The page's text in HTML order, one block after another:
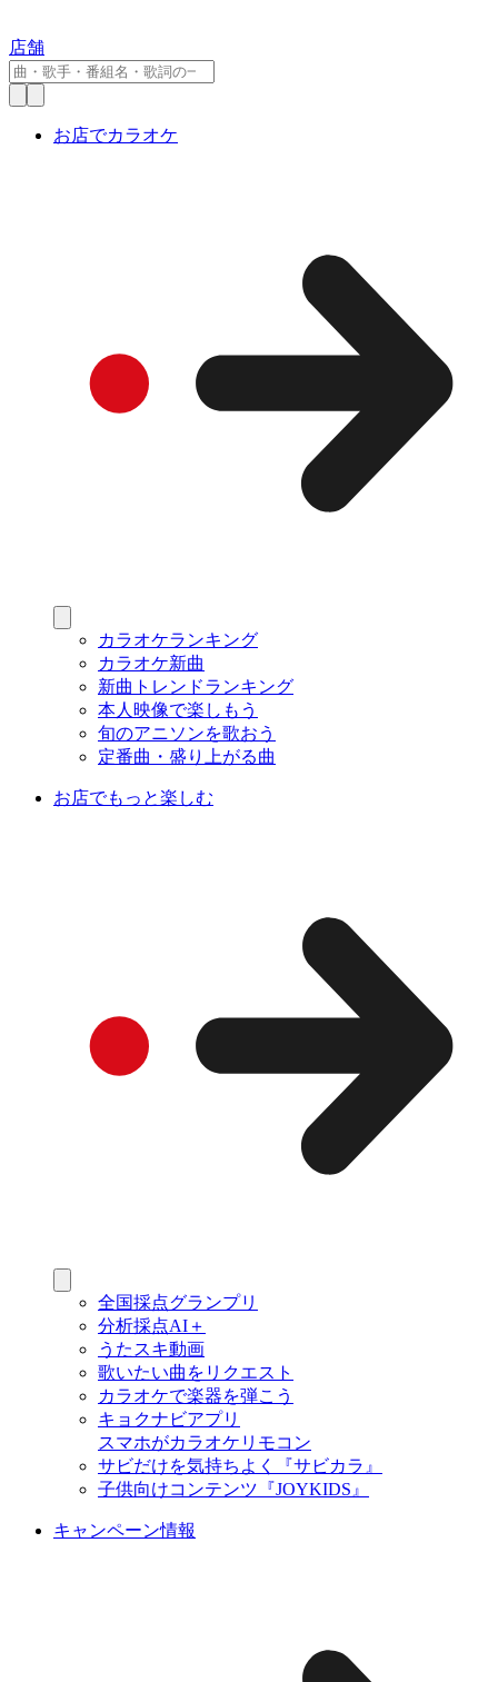
店舗
お店でカラオケ
カラオケランキング
カラオケ新曲
新曲トレンドランキング
本人映像で楽しもう
旬のアニソンを歌おう
定番曲・盛り上がる曲
お店でもっと楽しむ
全国採点グランプリ
分析採点AI＋
うたスキ動画
歌いたい曲をリクエスト
カラオケで楽器を弾こう
キョクナビアプリ
スマホがカラオケリモコン
サビだけを気持ちよく『サビカラ』
子供向けコンテンツ『JOYKIDS』
キャンペーン情報